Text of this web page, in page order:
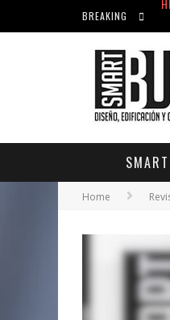
BREAKING
Home